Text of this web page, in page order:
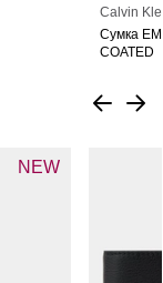
Calvin
Сумка
COATED
NEW